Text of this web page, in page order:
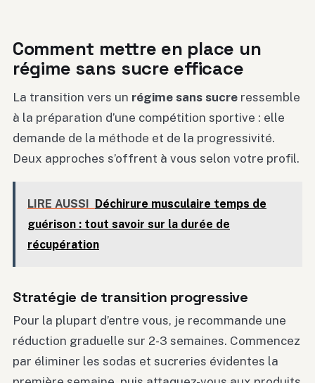
Comment mettre en place un
régime sans sucre efficace
La transition vers un régime sans sucre ressemble
à la préparation d’une compétition sportive : elle
demande de la méthode et de la progressivité.
Deux approches s’offrent à vous selon votre profil.
LIRE AUSSI
Déchirure musculaire temps de
guérison : tout savoir sur la durée de
récupération
Stratégie de transition progressive
Pour la plupart d’entre vous, je recommande une
réduction graduelle sur 2-3 semaines. Commencez
par éliminer les sodas et sucreries évidentes la